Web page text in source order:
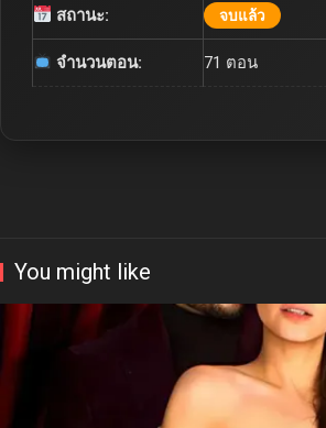
สถานะ: จบแล้ว
จำนวนตอน: 71 ตอน
You might like